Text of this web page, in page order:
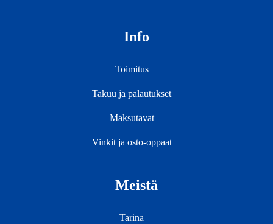
Info
Toimitus
Takuu ja palautukset
Maksutavat
Vinkit ja osto-oppaat
Meistä
Tarina